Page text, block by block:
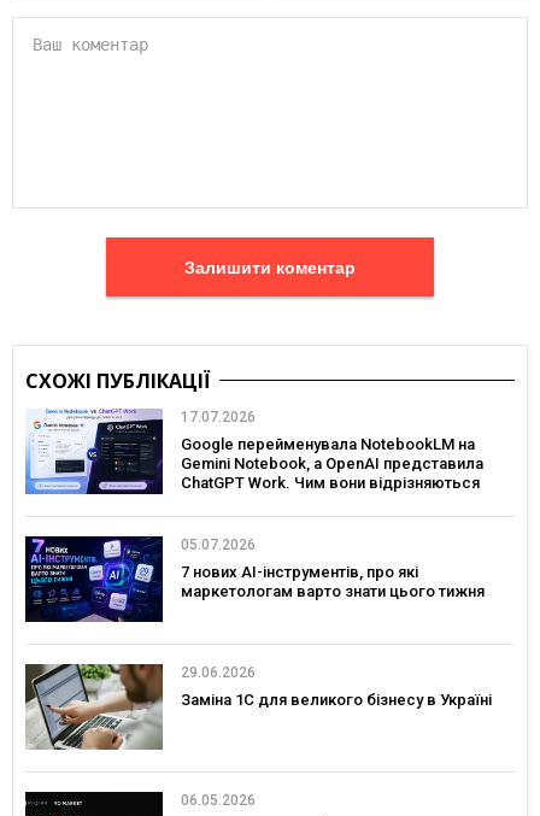
Залишити коментар
СХОЖІ ПУБЛІКАЦІЇ
17.07.2026
Google перейменувала NotebookLM на
Gemini Notebook, а OpenAI представила
ChatGPT Work. Чим вони відрізняються
05.07.2026
7 нових AI-інструментів, про які
маркетологам варто знати цього тижня
29.06.2026
Заміна 1С для великого бізнесу в Україні
06.05.2026